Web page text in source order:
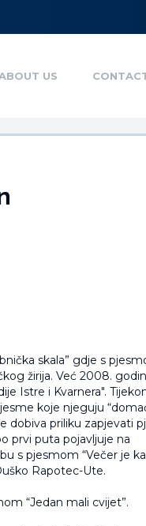
US
skala” gdje s
žirija. Već 2008.
Istre i Kvarnera".
koje njeguju
dobiva priliku zapjevati
prvi puta pojavljuje na
s pjesmom “Večer je
Rapotec-Ute.
“Jedan mali cvijet”.